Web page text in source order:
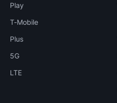
Play
T-Mobile
Plus
5G
LTE